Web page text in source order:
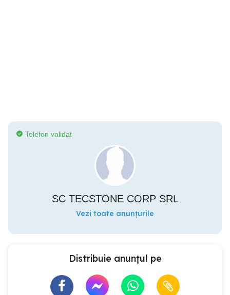
Telefon validat
SC TECSTONE CORP SRL
Vezi toate anunțurile
Distribuie anunțul pe